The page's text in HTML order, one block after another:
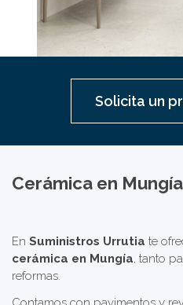
Solicita un
Cerámica en Mungía
En Suministros Urrutia te
cerámica en Mungía, tanto
reformas.